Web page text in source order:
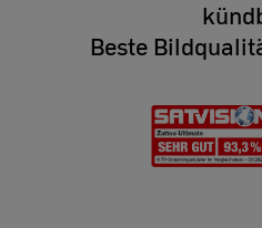
Beste